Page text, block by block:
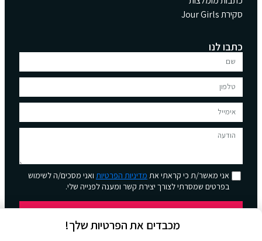
סקירת Jour Girls
כתבו לנו
אני מאשר/ת כי קראתי את מדיניות הפרטיות ואני מסכים/ה לשימוש
בפרטים שמסרתי לצורך יצירת קשר ומענה לפנייה שלי.
שליחה
מכבדים את הפרטיות שלך!